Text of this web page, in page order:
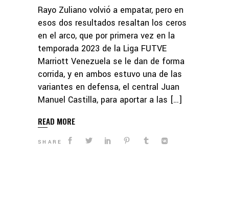
Rayo Zuliano volvió a empatar, pero en
esos dos resultados resaltan los ceros
en el arco, que por primera vez en la
temporada 2023 de la Liga FUTVE
Marriott Venezuela se le dan de forma
corrida, y en ambos estuvo una de las
variantes en defensa, el central Juan
Manuel Castilla, para aportar a las […]
READ MORE
SHARE